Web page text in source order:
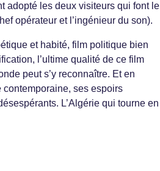
adopté les deux visiteurs qui font le
opérateur et l’ingénieur du son).
et habité, film politique bien
l’ultime qualité de ce film
peut s’y reconnaître. Et en
ses espoirs
L’Algérie qui tourne en